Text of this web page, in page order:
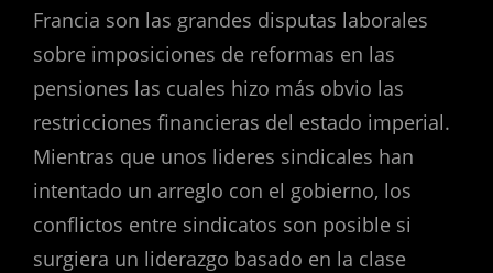
Francia son las grandes disputas laborales
sobre imposiciones de reformas en las
pensiones las cuales hizo más obvio las
restricciones financieras del estado imperial.
Mientras que unos lideres sindicales han
intentado un arreglo con el gobierno, los
conflictos entre sindicatos son posible si
surgiera un liderazgo basado en la clase